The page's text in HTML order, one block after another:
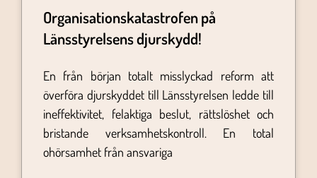
Organisationskatastrofen på
Länsstyrelsens djurskydd!
En från början totalt misslyckad reform att
överföra djurskyddet till Länsstyrelsen ledde till
ineffektivitet, felaktiga beslut, rättslöshet och
bristande verksamhetskontroll. En total
ohörsamhet från ansvariga